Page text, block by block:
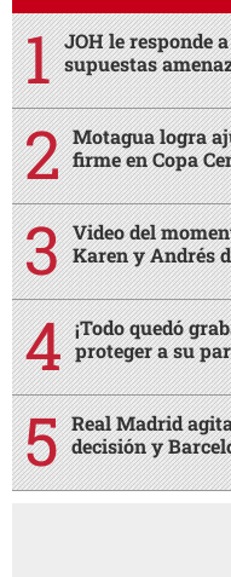
JOH le responde
supuestas
Motagua logra
firme en Copa
Video del
Karen y Andrés
¡Todo quedó
proteger a su
Real Madrid
decisión y